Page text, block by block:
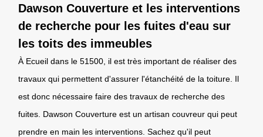
Dawson Couverture et les interventions
de recherche pour les fuites d'eau sur
les toits des immeubles
À Ecueil dans le 51500, il est très important de réaliser des
travaux qui permettent d'assurer l'étanchéité de la toiture. Il
est donc nécessaire faire des travaux de recherche des
fuites. Dawson Couverture est un artisan couvreur qui peut
prendre en main les interventions. Sachez qu'il peut